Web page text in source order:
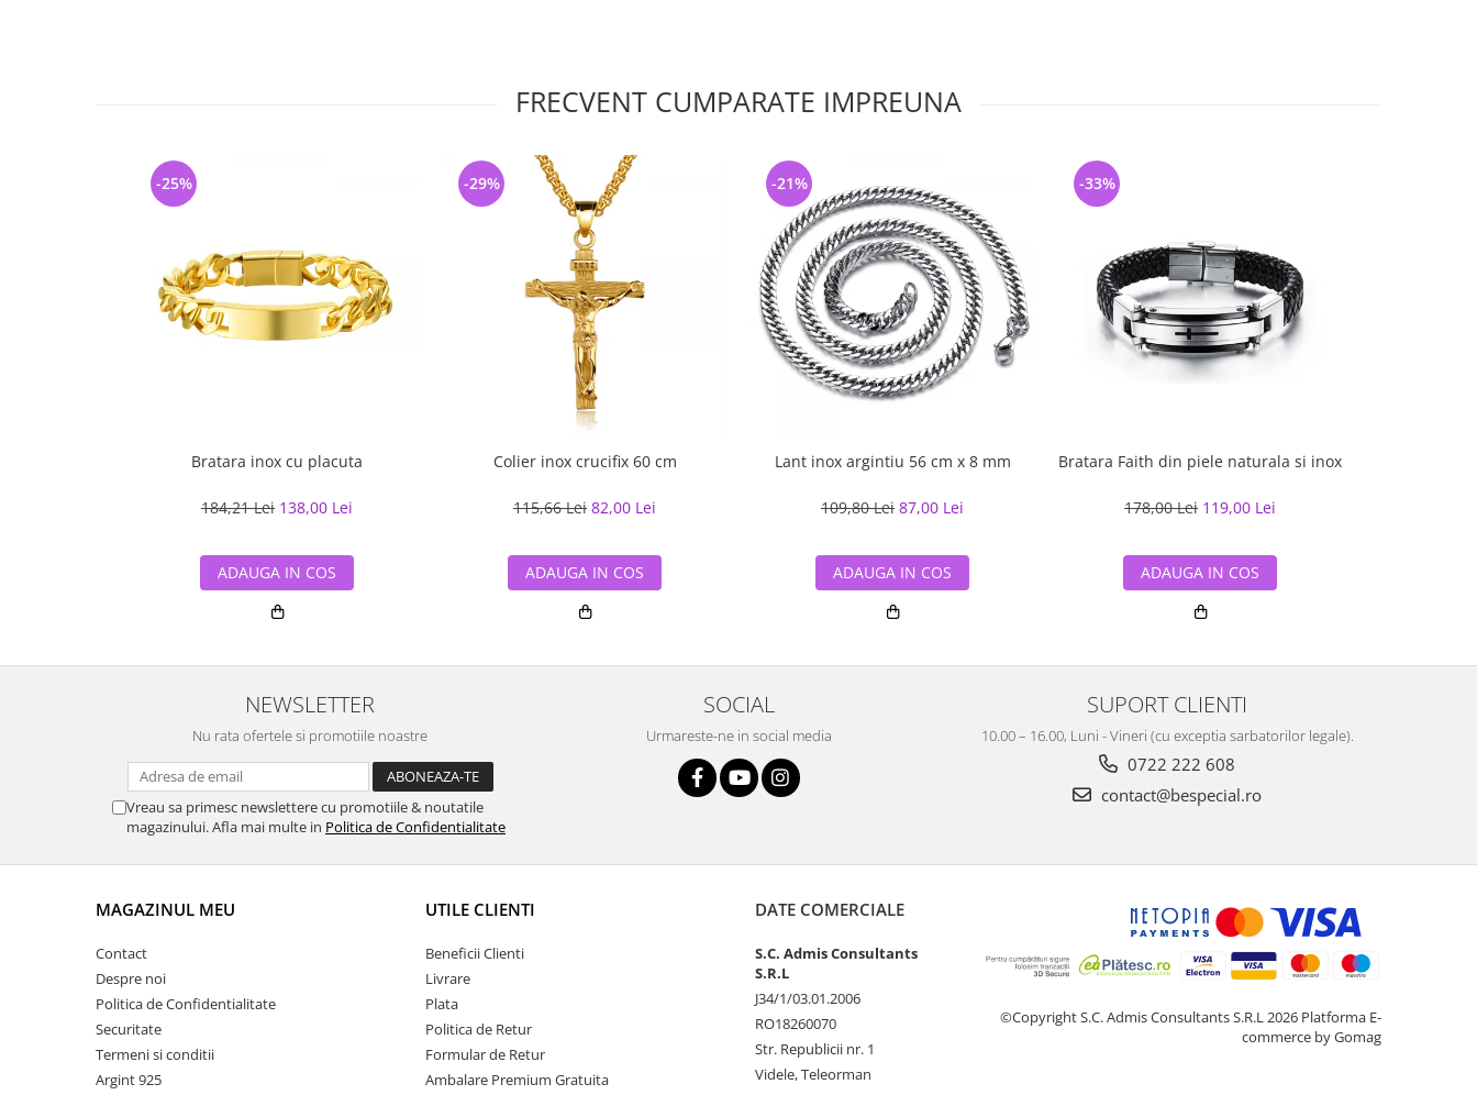
FRECVENT CUMPARATE IMPREUNA
Bratara inox cu placuta
184,21 Lei 138,00 Lei
-25%
ADAUGA IN COS
Colier inox crucifix 60 cm
115,66 Lei 82,00 Lei
-29%
ADAUGA IN COS
Lant inox argintiu 56 cm x 8 mm
109,80 Lei 87,00 Lei
-21%
ADAUGA IN COS
Bratara Faith din piele naturala si inox
178,00 Lei 119,00 Lei
-33%
ADAUGA IN COS
NEWSLETTER
Nu rata ofertele si promotiile noastre
Vreau sa primesc newslettere cu promotiile & noutatile
magazinului. Afla mai multe in Politica de Confidentialitate
SOCIAL
Urmareste-ne in social media
SUPORT CLIENTI
10.00 – 16.00, Luni - Vineri (cu exceptia sarbatorilor legale).
0722 222 608
contact@bespecial.ro
MAGAZINUL MEU
Contact
Despre noi
Politica de Confidentialitate
Securitate
Termeni si conditii
Argint 925
UTILE CLIENTI
Beneficii Clienti
Livrare
Plata
Politica de Retur
Formular de Retur
Ambalare Premium Gratuita
DATE COMERCIALE
S.C. Admis Consultants
S.R.L
J34/1/03.01.2006
RO18260070
Str. Republicii nr. 1
Videle, Teleorman
©Copyright S.C. Admis Consultants S.R.L 2026 Platforma E-
commerce by Gomag